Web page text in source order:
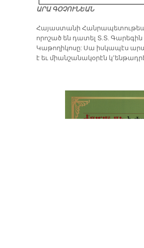
ԱՐԱ ԳՕՉՈՒՆԵԱՆ
​Հայաստանի
որոշած են դատել Տ.Տ. Գարեգին
Կաթողիկոսը: Սա իսկապէս
է եւ միանշանակօրէն